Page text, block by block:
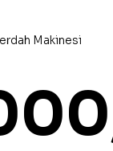
Makinesi